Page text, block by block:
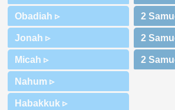
Obadiah ▹
Jonah ▹
Micah ▹
Nahum ▹
Habakkuk ▹